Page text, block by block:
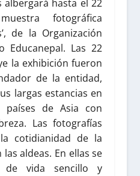
albergará hasta el 22
fotográfica
de la Organización
Educanepal. Las 22
la exhibición fueron
de la entidad,
largas estancias en
de Asia con
Las fotografías
cotidianidad de la
aldeas. En ellas se
de vida sencillo y